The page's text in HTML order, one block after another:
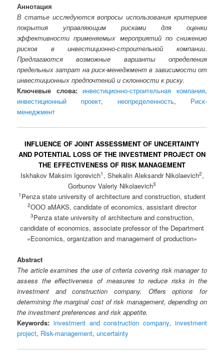
Аннотация
В статье исследуются вопросы использования критериев
покрытия управляющим рисками для оценки
эффективности применяемых мероприятий по снижению
рисков в инвестиционно-строительной компании.
Предлагаются возможные варианты определения
предельных затрат на риск-менеджмент в зависимости от
инвестиционных предпочтений и склонности к риску.
Ключевые слова: инвестиционно-строительная компания,
инвестиционный проект, неопределенность, Риск-
менеджмент
INFLUENCE OF JOINT ASSESSMENT OF UNCERTAINTY
AND POTENTIAL LOSS OF THE INVESTMENT PROJECT ON
THE EFFECTIVENESS OF RISK MANAGEMENT
Iskhakov Maksim Igorevich1 , Shekalin Aleksandr Nikolaevich2,
Gorbunov Valeriy Nikolaevich3
1 Penza state university of architecture and construction, student
2ООО aMAKS, candidate of economics, assistant director
3Penza state university of architecture and construction,
candidate of economics, associate professor of the Department
«Economics, organization and management of production»
Abstract
The article examines the use of criteria covering risk manager to
assess the effectiveness of measures to reduce risks in the
investment and construction company. Offers options for
determining the marginal cost of risk management, depending on
the investment preferences and risk appetite.
Keywords: investment and construction company, investment
project, Risk-management,uncertainty